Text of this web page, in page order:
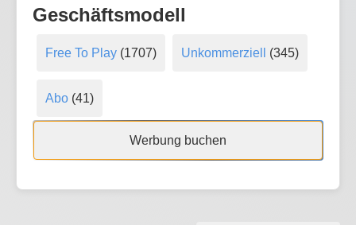
Geschäftsmodell
Free To Play(1707) Unkommerziell (345)
Abo(41)
Werbung buchen